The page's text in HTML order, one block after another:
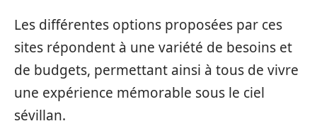
Les différentes options proposées par ces
sites répondent à une variété de besoins et
de budgets, permettant ainsi à tous de vivre
une expérience mémorable sous le ciel
sévillan.